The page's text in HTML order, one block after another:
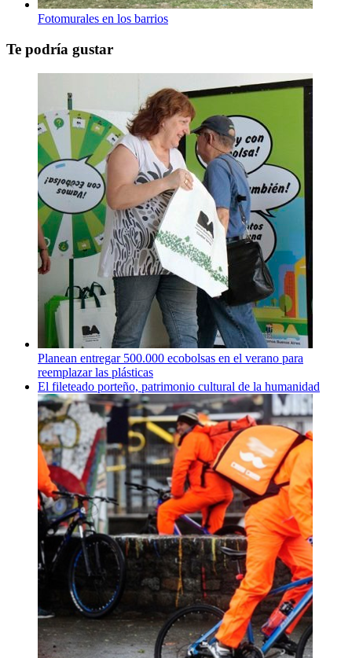
Fotomurales en los barrios
Te podría gustar
Planean entregar 500.000 ecobolsas en el verano para
reemplazar las plásticas
El fileteado porteño, patrimonio cultural de la humanidad